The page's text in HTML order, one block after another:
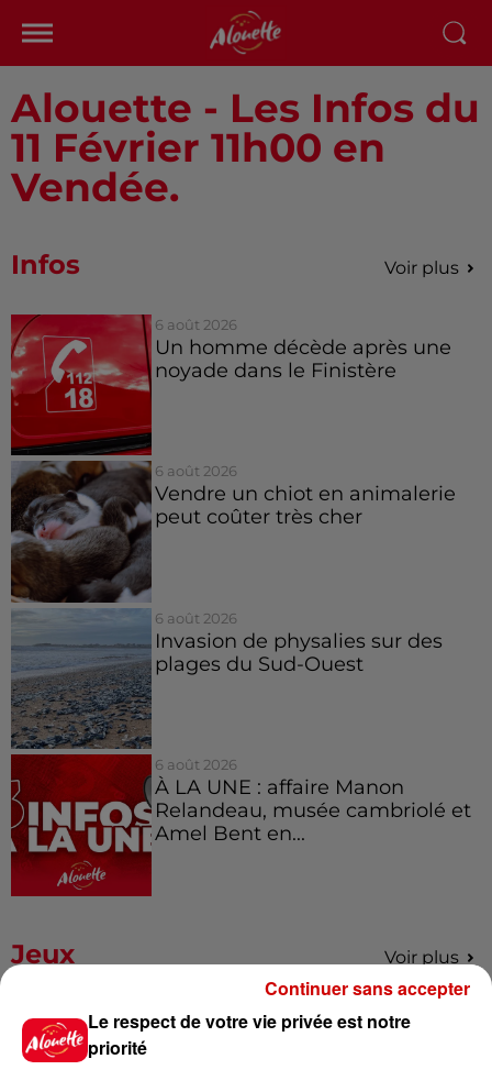
Alouette - Les Infos du
11 Février 11h00 en
Vendée.
Infos Voir plus
6 août 2026
Un homme décède après une
noyade dans le Finistère
6 août 2026
Vendre un chiot en animalerie
peut coûter très cher
6 août 2026
Invasion de physalies sur des
plages du Sud-Ouest
6 août 2026
À LA UNE : affaire Manon
Relandeau, musée cambriolé et
Amel Bent en...
Jeux Voir plus
Gagnez vos places pour le
Festival du Roi Arthur 2026 !
Le respect de votre vie privée est notre
priorité
Continuer sans accepter